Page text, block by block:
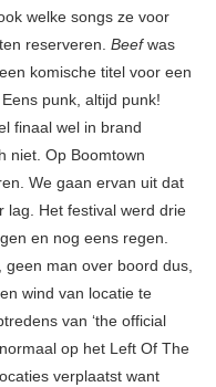
welke songs ze voor
reserveren. Beefwas
komische titel voor een
punk, altijd punk!
finaal wel in brand
niet. Op Boomtown
We gaan ervan uit dat
lag. Het festival werd drie
en nog eens regen.
man over boord dus,
wind van locatie te
van ‘the official
op het Left Of The
verplaatst want